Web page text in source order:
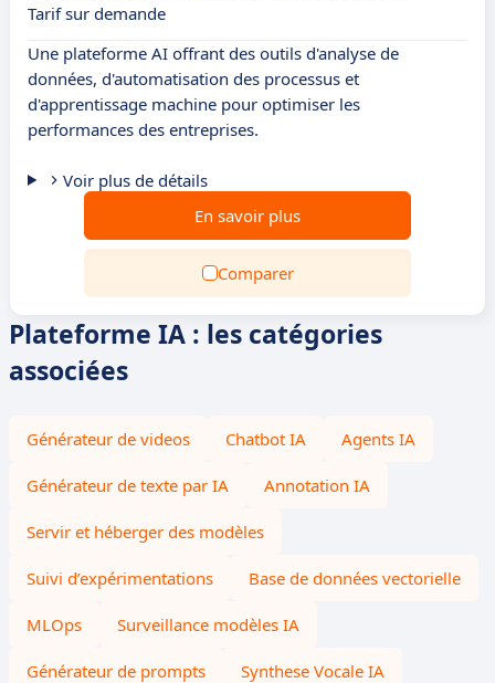
Tarif sur demande
Une plateforme AI offrant des outils d'analyse de
données, d'automatisation des processus et
d'apprentissage machine pour optimiser les
performances des entreprises.
Voir plus de détails
En savoir plus
Comparer
Plateforme IA : les catégories
associées
Générateur de videos Chatbot IA Agents IA
Générateur de texte par IA Annotation IA
Servir et héberger des modèles
Suivi d’expérimentations Base de données vectorielle
MLOps Surveillance modèles IA
Générateur de prompts Synthese Vocale IA